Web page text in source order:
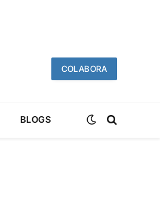
COLABORA
BLOGS